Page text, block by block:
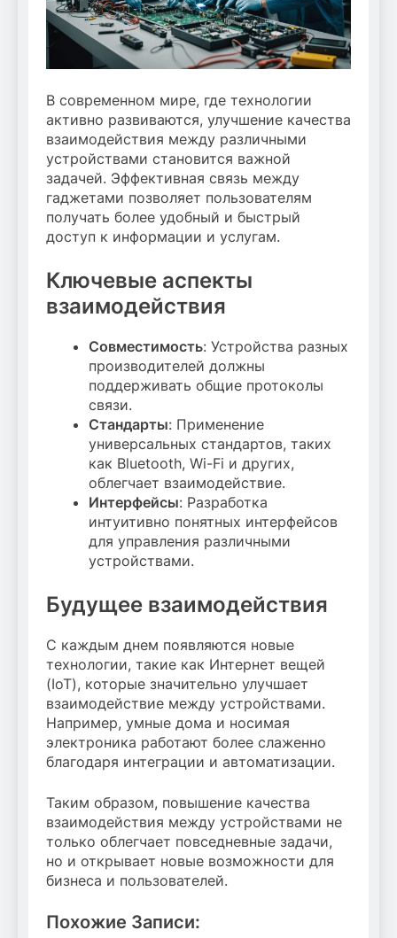
В современном мире, где технологии
активно развиваются, улучшение качества
взаимодействия между различными
устройствами становится важной
задачей. Эффективная связь между
гаджетами позволяет пользователям
получать более удобный и быстрый
доступ к информации и услугам.
Ключевые аспекты
взаимодействия
Совместимость: Устройства разных
производителей должны
поддерживать общие протоколы
связи.
Стандарты: Применение
универсальных стандартов, таких
как Bluetooth, Wi-Fi и других,
облегчает взаимодействие.
Интерфейсы: Разработка
интуитивно понятных интерфейсов
для управления различными
устройствами.
Будущее взаимодействия
С каждым днем появляются новые
технологии, такие как Интернет вещей
(IoT), которые значительно улучшает
взаимодействие между устройствами.
Например, умные дома и носимая
электроника работают более слаженно
благодаря интеграции и автоматизации.
Таким образом, повышение качества
взаимодействия между устройствами не
только облегчает повседневные задачи,
но и открывает новые возможности для
бизнеса и пользователей.
Похожие Записи: